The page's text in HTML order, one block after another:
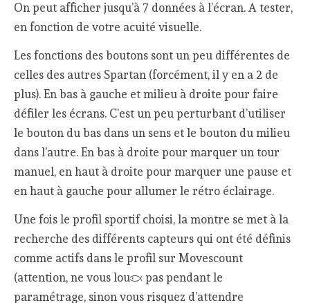
On peut afficher jusqu’à 7 données à l’écran. A tester,
en fonction de votre acuité visuelle.
Les fonctions des boutons sont un peu différentes de
celles des autres Spartan (forcément, il y en a 2 de
plus). En bas à gauche et milieu à droite pour faire
défiler les écrans. C’est un peu perturbant d’utiliser
le bouton du bas dans un sens et le bouton du milieu
dans l’autre. En bas à droite pour marquer un tour
manuel, en haut à droite pour marquer une pause et
en haut à gauche pour allumer le rétro éclairage.
Une fois le profil sportif choisi, la montre se met à la
recherche des différents capteurs qui ont été définis
comme actifs dans le profil sur Movescount
(attention, ne vous loupez pas pendant le
paramétrage, sinon vous risquez d’attendre